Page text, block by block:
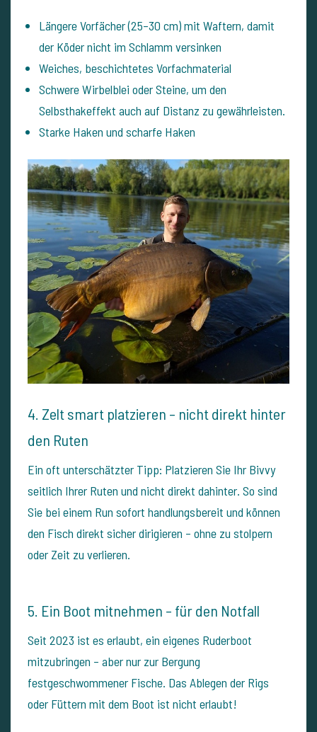
Längere Vorfächer (25–30 cm) mit Waftern, damit
der Köder nicht im Schlamm versinken
Weiches, beschichtetes Vorfachmaterial
Schwere Wirbelblei oder Steine, um den
Selbsthakeffekt auch auf Distanz zu gewährleisten.
Starke Haken und scharfe Haken
4. Zelt smart platzieren – nicht direkt hinter
den Ruten
Ein oft unterschätzter Tipp: Platzieren Sie Ihr Bivvy
seitlich Ihrer Ruten und nicht direkt dahinter. So sind
Sie bei einem Run sofort handlungsbereit und können
den Fisch direkt sicher dirigieren – ohne zu stolpern
oder Zeit zu verlieren.
5. Ein Boot mitnehmen – für den Notfall
Seit 2023 ist es erlaubt, ein eigenes Ruderboot
mitzubringen – aber nur zur Bergung
festgeschwommener Fische. Das Ablegen der Rigs
oder Füttern mit dem Boot ist nicht erlaubt!